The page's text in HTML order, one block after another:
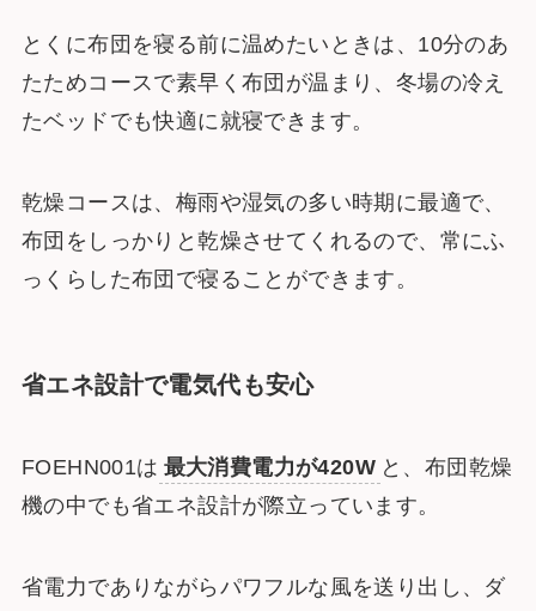
とくに布団を寝る前に温めたいときは、10分のあ
たためコースで素早く布団が温まり、冬場の冷え
たベッドでも快適に就寝できます。
乾燥コースは、梅雨や湿気の多い時期に最適で、
布団をしっかりと乾燥させてくれるので、常にふ
っくらした布団で寝ることができます。
省エネ設計で電気代も安心
FOEHN001は 最大消費電力が420W と、布団乾燥
機の中でも省エネ設計が際立っています。
省電力でありながらパワフルな風を送り出し、ダ